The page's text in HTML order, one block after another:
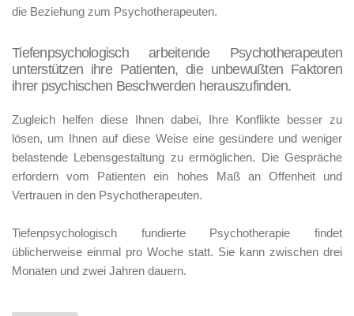
die Beziehung zum Psychotherapeuten.
Tiefenpsychologisch arbeitende Psychotherapeuten
unterstützen ihre Patienten, die unbewußten Faktoren
ihrer psychischen Beschwerden herauszufinden.
Zugleich helfen diese Ihnen dabei, Ihre Konflikte besser zu
lösen, um Ihnen auf diese Weise eine gesündere und weniger
belastende Lebensgestaltung zu ermöglichen. Die Gespräche
erfordern vom Patienten ein hohes Maß an Offenheit und
Vertrauen in den Psychotherapeuten.
Tiefenpsychologisch fundierte Psychotherapie findet
üblicherweise einmal pro Woche statt. Sie kann zwischen drei
Monaten und zwei Jahren dauern.